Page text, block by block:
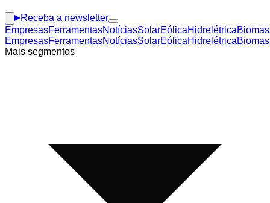
Receba a newsletter
EmpresasFerramentasNotíciasSolarEólicaHidrelétrica
EmpresasFerramentasNotíciasSolarEólicaHidrelétrica
Mais segmentos